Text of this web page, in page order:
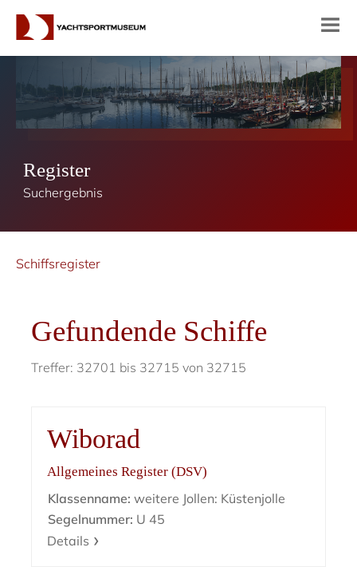
Register
Suchergebnis
Schiffsregister
Gefundende Schiffe
Treffer: 32701 bis 32715 von 32715
Wiborad
Allgemeines Register (DSV)
Klassenname: weitere Jollen: Küstenjolle
Segelnummer: U 45
Details